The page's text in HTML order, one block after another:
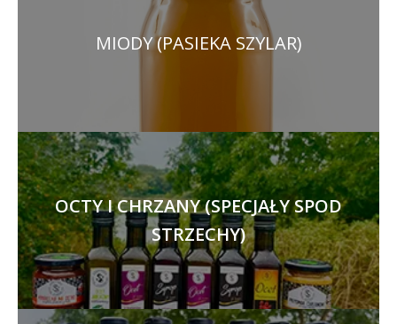
MIODY (PASIEKA SZYLAR)
OCTY I CHRZANY (SPECJAŁY SPOD
STRZECHY)